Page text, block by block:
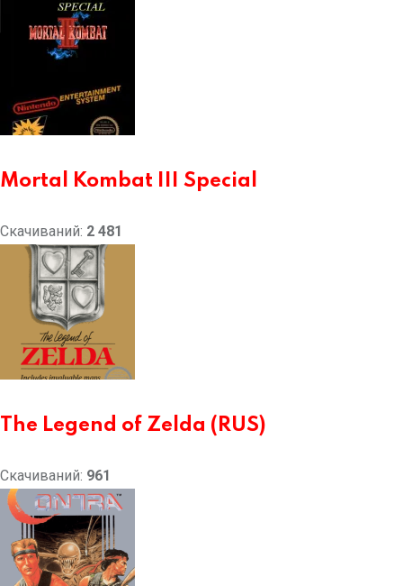
Mortal Kombat III Special
Скачиваний: 2 481
The Legend of Zelda (RUS)
Скачиваний: 961